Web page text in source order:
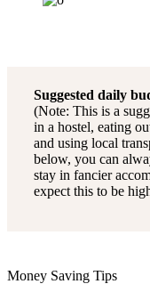
Suggested daily
(Note: This is a
in a hostel, eating
and using local
below, you can
stay in fancier
expect this to be
Money Saving Tips